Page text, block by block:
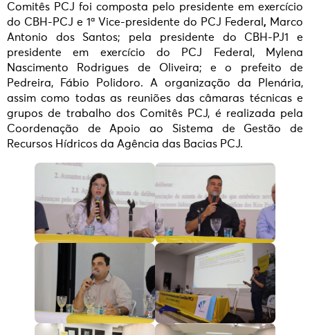
Comitês PCJ foi composta pelo presidente em exercício
do CBH-PCJ e 1ª Vice-presidente do PCJ Federal , Marco
Antonio dos Santos; pela presidente do CBH-PJ1 e
presidente em exercício do PCJ Federal, Mylena
Nascimento Rodrigues de Oliveira; e o prefeito de
Pedreira, Fábio Polidoro. A organização da Plenária,
assim como todas as reuniões das câmaras técnicas e
grupos de trabalho dos Comitês PCJ, é realizada pela
Coordenação de Apoio ao Sistema de Gestão de
Recursos Hídricos da Agência das Bacias PCJ.